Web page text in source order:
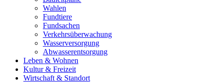
Wahlen
Fundtiere
Fundsachen
Verkehrsüberwachung
Wasserversorgung
Abwasserentsorgung
Leben & Wohnen
Kultur & Freizeit
Wirtschaft & Standort